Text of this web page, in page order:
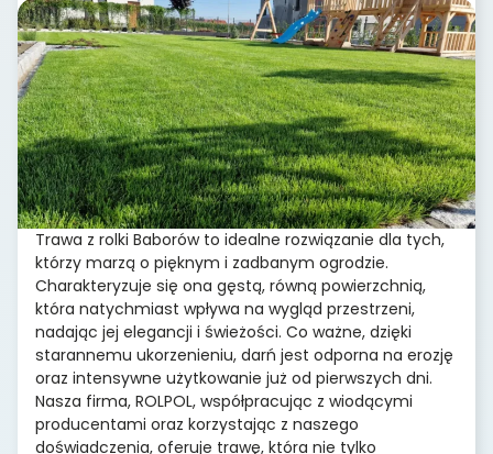
Trawa z rolki Baborów to idealne rozwiązanie dla tych,
którzy marzą o pięknym i zadbanym ogrodzie.
Charakteryzuje się ona gęstą, równą powierzchnią,
która natychmiast wpływa na wygląd przestrzeni,
nadając jej elegancji i świeżości. Co ważne, dzięki
starannemu ukorzenieniu, darń jest odporna na erozję
oraz intensywne użytkowanie już od pierwszych dni.
Nasza firma, ROLPOL, współpracując z wiodącymi
producentami oraz korzystając z naszego
doświadczenia, oferuje trawę, która nie tylko